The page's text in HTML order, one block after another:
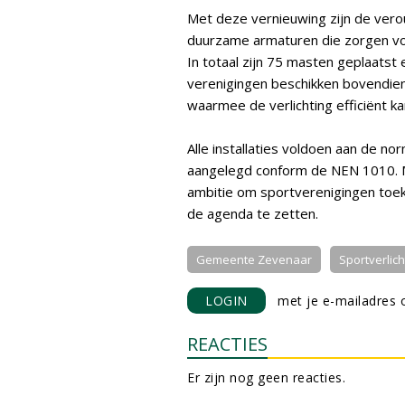
Met deze vernieuwing zijn de
duurzame armaturen die zorgen
In totaal zijn 75 masten geplaatst
verenigingen beschikken
waarmee de verlichting efficiënt
Alle installaties voldoen aan de
aangelegd conform de NEN
ambitie om sportverenigingen
de agenda te zetten.
Gemeente Zevenaar
LOGIN met je e-mailadres
REACTIES
Er zijn nog geen reacties.